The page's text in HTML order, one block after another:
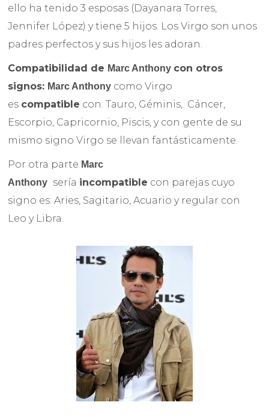
ello ha tenido 3 esposas (Dayanara Torres,
Jennifer López) y tiene 5 hijos. Los Virgo son unos
padres perfectos y sus hijos les adoran.
Compatibilidad de Marc Anthony con otros
signos: Marc Anthony como Virgo
es compatible con: Tauro, Géminis, Cáncer,
Escorpio, Capricornio, Piscis, y con gente de su
mismo signo Virgo se llevan fantásticamente.
Por otra parte Marc
Anthony sería incompatible con parejas cuyo
signo es: Aries, Sagitario, Acuario y regular con
Leo y Libra.